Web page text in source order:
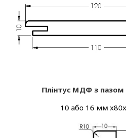
Плінтус МДФ з пазом
10 або 16 мм